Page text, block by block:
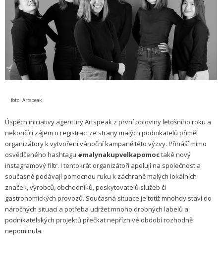
foto: Artspeak
Úspěch iniciativy agentury Artspeak z první poloviny letošního roku a
nekončící zájem o registraci ze strany malých podnikatelů přiměl
organizátory k vytvoření vánoční kampaně této výzvy. Přináší mimo
osvědčeného hashtagu #malynakupvelkapomoctaké nový
instagramový filtr. I tentokrát organizátoři apelují na společnost a
současně podávají pomocnou ruku k záchraně malých lokálních
značek, výrobců, obchodníků, poskytovatelů služeb či
gastronomických provozů. Současná situace je totiž mnohdy staví do
náročných situací a potřeba udržet mnoho drobných labelů a
podnikatelských projektů přečkat nepříznivé období rozhodně
nepominula.